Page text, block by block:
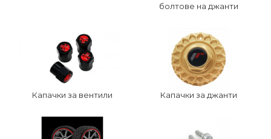
болтове на джанти
Капачки за вентили Капачки за джанти